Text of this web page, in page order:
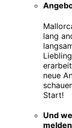
lang
neue
Start!
Und